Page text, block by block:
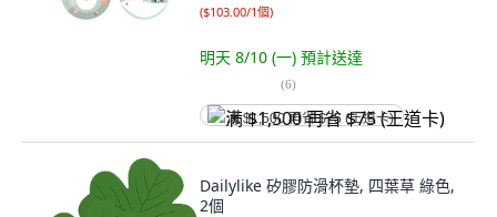
($103.00/1個)
明天 8/10 (一) 預計送達
(6)
满 $1,500 再省 $75 (王道卡)
Dailylike 矽膠防滑杯墊, 四葉草 綠色,
2個